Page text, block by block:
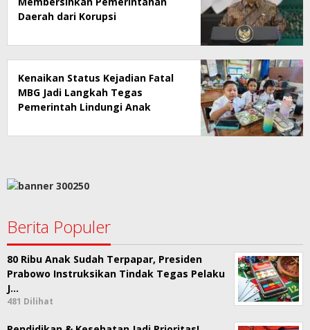
Daerah dari Korupsi
Kenaikan Status Kejadian Fatal
MBG Jadi Langkah Tegas
Pemerintah Lindungi Anak
Berita Populer
80 Ribu Anak Sudah Terpapar, Presiden
Prabowo Instruksikan Tindak Tegas Pelaku
J…
481 Dilihat